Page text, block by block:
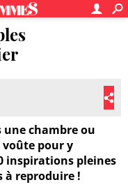
une chambre ou
pour y
inspirations pleines
à reproduire !